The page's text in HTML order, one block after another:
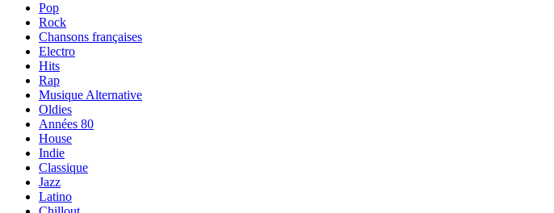
Pop
Rock
Chansons françaises
Electro
Hits
Rap
Musique Alternative
Oldies
Années 80
House
Indie
Classique
Jazz
Latino